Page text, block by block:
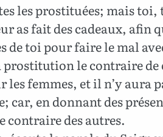
les prostituées; mais toi,
as fait des cadeaux, afin
de toi pour faire le mal
prostitution le contraire de
femmes, et il n’y aura
en donnant des
contraire des autres.